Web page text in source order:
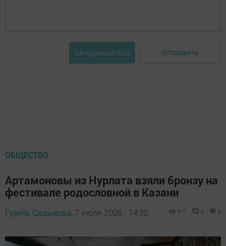
Авторизоваться Отправить
ОБЩЕСТВО
Артамоновы из Нурлата взяли бронзу на
фестивале родословной в Казани
Гузель Садыкова, 7 июля 2026 - 14:30 817 0 0